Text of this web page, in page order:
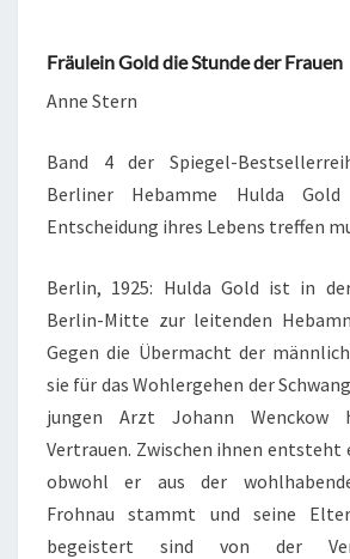
Fräulein Gold die Stunde der Frauen
Anne Stern
Band 4 der Spiegel-
Berliner Hebamme Hulda
Entscheidung ihres Lebens treffen
Berlin, 1925: Hulda Gold ist in
Berlin-Mitte zur leitenden
Gegen die Übermacht der
sie für das Wohlergehen der
jungen Arzt Johann Wenckow
Vertrauen. Zwischen ihnen entsteht
obwohl er aus der
Frohnau stammt und seine
begeistert sind von der